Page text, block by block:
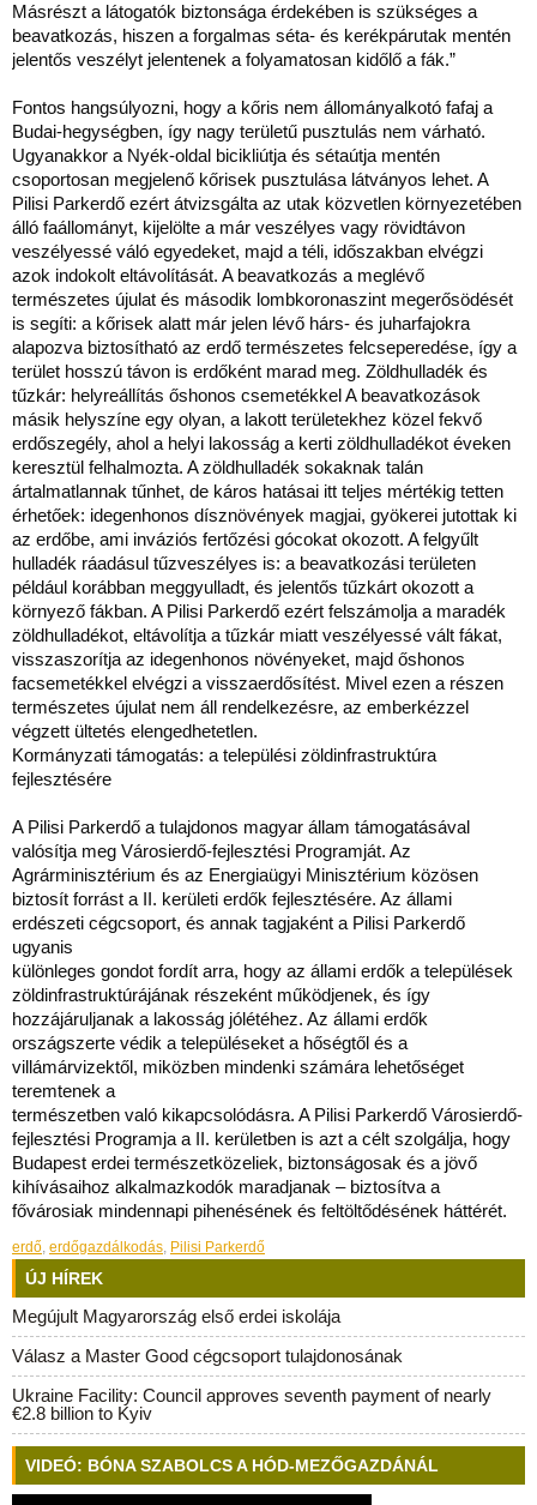
Másrészt a látogatók biztonsága érdekében is szükséges a
beavatkozás, hiszen a forgalmas séta- és kerékpárutak mentén
jelentős veszélyt jelentenek a folyamatosan kidőlő a fák.”
Fontos hangsúlyozni, hogy a kőris nem állományalkotó fafaj a
Budai-hegységben, így nagy területű pusztulás nem várható.
Ugyanakkor a Nyék-oldal bicikliútja és sétaútja mentén
csoportosan megjelenő kőrisek pusztulása látványos lehet. A
Pilisi Parkerdő ezért átvizsgálta az utak közvetlen környezetében
álló faállományt, kijelölte a már veszélyes vagy rövidtávon
veszélyessé váló egyedeket, majd a téli, időszakban elvégzi
azok indokolt eltávolítását. A beavatkozás a meglévő
természetes újulat és második lombkoronaszint megerősödését
is segíti: a kőrisek alatt már jelen lévő hárs- és juharfajokra
alapozva biztosítható az erdő természetes felcseperedése, így a
terület hosszú távon is erdőként marad meg. Zöldhulladék és
tűzkár: helyreállítás őshonos csemetékkel A beavatkozások
másik helyszíne egy olyan, a lakott területekhez közel fekvő
erdőszegély, ahol a helyi lakosság a kerti zöldhulladékot éveken
keresztül felhalmozta. A zöldhulladék sokaknak talán
ártalmatlannak tűnhet, de káros hatásai itt teljes mértékig tetten
érhetőek: idegenhonos dísznövények magjai, gyökerei jutottak ki
az erdőbe, ami inváziós fertőzési gócokat okozott. A felgyűlt
hulladék ráadásul tűzveszélyes is: a beavatkozási területen
például korábban meggyulladt, és jelentős tűzkárt okozott a
környező fákban. A Pilisi Parkerdő ezért felszámolja a maradék
zöldhulladékot, eltávolítja a tűzkár miatt veszélyessé vált fákat,
visszaszorítja az idegenhonos növényeket, majd őshonos
facsemetékkel elvégzi a visszaerdősítést. Mivel ezen a részen
természetes újulat nem áll rendelkezésre, az emberkézzel
végzett ültetés elengedhetetlen.
Kormányzati támogatás: a települési zöldinfrastruktúra
fejlesztésére
A Pilisi Parkerdő a tulajdonos magyar állam támogatásával
valósítja meg Városierdő-fejlesztési Programját. Az
Agrárminisztérium és az Energiaügyi Minisztérium közösen
biztosít forrást a II. kerületi erdők fejlesztésére. Az állami
erdészeti cégcsoport, és annak tagjaként a Pilisi Parkerdő
ugyanis
különleges gondot fordít arra, hogy az állami erdők a települések
zöldinfrastruktúrájának részeként működjenek, és így
hozzájáruljanak a lakosság jólétéhez. Az állami erdők
országszerte védik a településeket a hőségtől és a
villámárvizektől, miközben mindenki számára lehetőséget
teremtenek a
természetben való kikapcsolódásra. A Pilisi Parkerdő Városierdő-
fejlesztési Programja a II. kerületben is azt a célt szolgálja, hogy
Budapest erdei természetközeliek, biztonságosak és a jövő
kihívásaihoz alkalmazkodók maradjanak – biztosítva a
fővárosiak mindennapi pihenésének és feltöltődésének háttérét.
erdő, erdőgazdálkodás, Pilisi Parkerdő
ÚJ HÍREK
Megújult Magyarország első erdei iskolája
Válasz a Master Good cégcsoport tulajdonosának
Ukraine Facility: Council approves seventh payment of nearly
€2.8 billion to Kyiv
VIDEÓ: BÓNA SZABOLCS A HÓD-MEZŐGAZDÁNÁL